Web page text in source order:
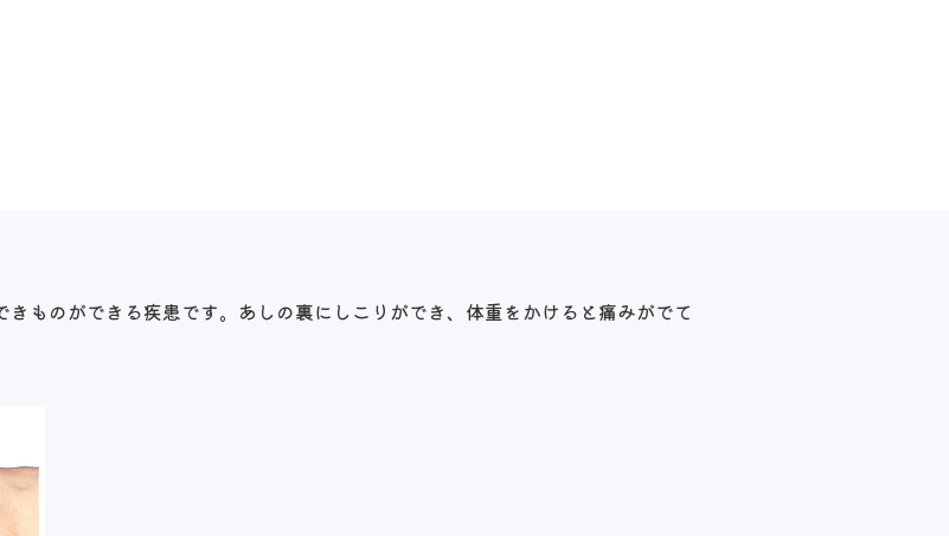
ものができる疾患です。あしの裏にしこりができ、体重をかけると痛みがでて